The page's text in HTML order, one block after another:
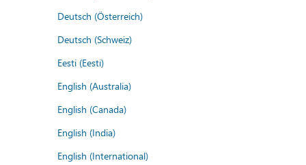
Deutsch (Österreich)
Deutsch (Schweiz)
Eesti (Eesti)
English (Australia)
English (Canada)
English (India)
English (International)